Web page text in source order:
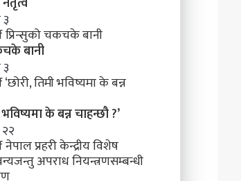
बानी
के बन्न चाहन्छौ ?’